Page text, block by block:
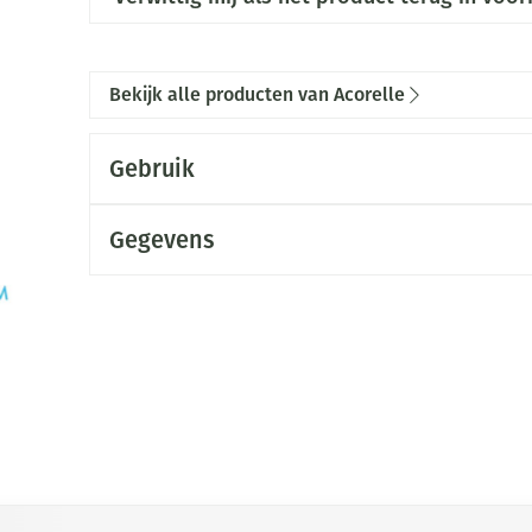
Bekijk alle producten van Acorelle
Gebruik
Gegevens